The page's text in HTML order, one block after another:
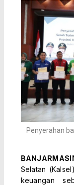
Penyerahan
Selatan
keuangan